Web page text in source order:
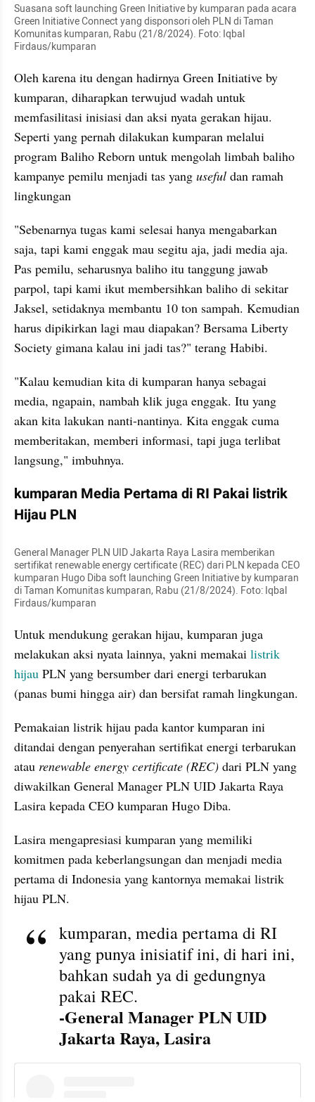
Suasana soft launching Green Initiative by kumparan pada acara
Green Initiative Connect yang disponsori oleh PLN di Taman
Komunitas kumparan, Rabu (21/8/2024). Foto: Iqbal
Firdaus/kumparan
Oleh karena itu dengan hadirnya Green Initiative by
kumparan, diharapkan terwujud wadah untuk
memfasilitasi inisiasi dan aksi nyata gerakan hijau.
Seperti yang pernah dilakukan kumparan melalui
program Baliho Reborn untuk mengolah limbah baliho
kampanye pemilu menjadi tas yang useful dan ramah
lingkungan
"Sebenarnya tugas kami selesai hanya mengabarkan
saja, tapi kami enggak mau segitu aja, jadi media aja.
Pas pemilu, seharusnya baliho itu tanggung jawab
parpol, tapi kami ikut membersihkan baliho di sekitar
Jaksel, setidaknya membantu 10 ton sampah. Kemudian
harus dipikirkan lagi mau diapakan? Bersama Liberty
Society gimana kalau ini jadi tas?" terang Habibi.
"Kalau kemudian kita di kumparan hanya sebagai
media, ngapain, nambah klik juga enggak. Itu yang
akan kita lakukan nanti-nantinya. Kita enggak cuma
memberitakan, memberi informasi, tapi juga terlibat
langsung," imbuhnya.
kumparan Media Pertama di RI Pakai listrik
Hijau PLN
General Manager PLN UID Jakarta Raya Lasira memberikan
sertifikat renewable energy certificate (REC) dari PLN kepada CEO
kumparan Hugo Diba soft launching Green Initiative by kumparan
di Taman Komunitas kumparan, Rabu (21/8/2024). Foto: Iqbal
Firdaus/kumparan
Untuk mendukung gerakan hijau, kumparan juga
melakukan aksi nyata lainnya, yakni memakai listrik
hijau PLN yang bersumber dari energi terbarukan
(panas bumi hingga air) dan bersifat ramah lingkungan.
Pemakaian listrik hijau pada kantor kumparan ini
ditandai dengan penyerahan sertifikat energi terbarukan
atau renewable energy certificate (REC) dari PLN yang
diwakilkan General Manager PLN UID Jakarta Raya
Lasira kepada CEO kumparan Hugo Diba.
Lasira mengapresiasi kumparan yang memiliki
komitmen pada keberlangsungan dan menjadi media
pertama di Indonesia yang kantornya memakai listrik
hijau PLN.
kumparan, media pertama di RI
yang punya inisiatif ini, di hari ini,
bahkan sudah ya di gedungnya
pakai REC.
-General Manager PLN UID
Jakarta Raya, Lasira